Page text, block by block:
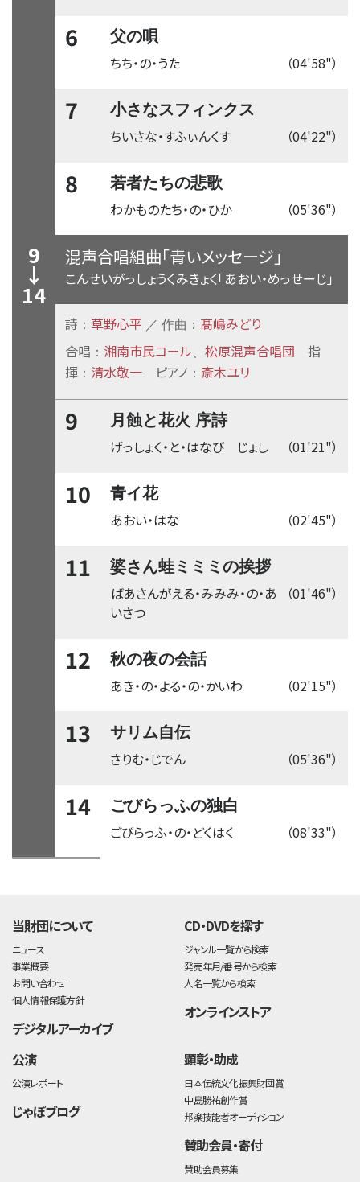
6 父の唄
（04'58"）
ちち・の・うた
7 小さなスフィンクス
（04'22"）
ちいさな・すふぃんくす
8 若者たちの悲歌
（05'36"）
わかものたち・の・ひか
9
↓
14
混声合唱組曲「青いメッセージ」
こんせいがっしょうくみきょく「あおい・めっせーじ」
詩 ： 草野心平 ／ 作曲： 髙嶋みどり
合唱 ： 湘南市民コール 松原混声合唱団
指
揮 ： 清水敬一 ピアノ ： 斎木ユリ
9 月蝕と花火 序詩
（01'21"）
げっしょく・と・はなび じょし
10 青イ花
（02'45"）
あおい・はな
11 婆さん蛙ミミミの挨拶
（01'46"）
ばあさんがえる・みみみ・の・あ
いさつ
12 秋の夜の会話
（02'15"）
あき・の・よる・の・かいわ
13 サリム自伝
（05'36"）
さりむ・じでん
14 ごびらっふの独白
（08'33"）
ごびらっふ・の・どくはく
当財団について
ニュース
事業概要
お問い合わせ
個人情報保護方針
デジタルアーカイブ
CD・DVDを探す
ジャンル一覧から検索
発売年月/番号から検索
人名一覧から検索
オンラインストア
公演
公演レポート
じゃぽブログ
顕彰・助成
日本伝統文化振興財団賞
中島勝祐創作賞
邦楽技能者オーディション
賛助会員・寄付
賛助会員募集